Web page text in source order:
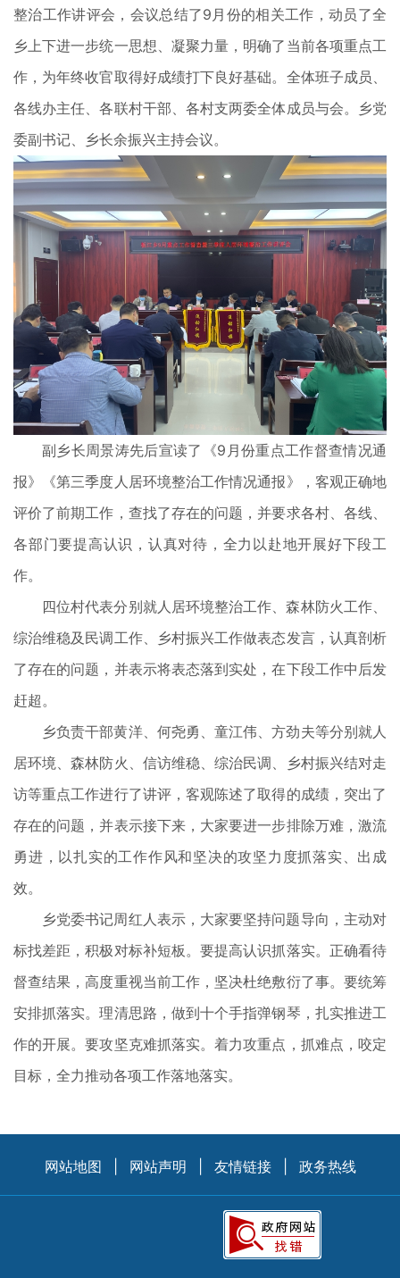
整治工作讲评会，会议总结了9月份的相关工作，动员了全
乡上下进一步统一思想、凝聚力量，明确了当前各项重点工
作，为年终收官取得好成绩打下良好基础。全体班子成员、
各线办主任、各联村干部、各村支两委全体成员与会。乡党
委副书记、乡长余振兴主持会议。
副乡长周景涛先后宣读了《9月份重点工作督查情况通
报》《第三季度人居环境整治工作情况通报》，客观正确地
评价了前期工作，查找了存在的问题，并要求各村、各线、
各部门要提高认识，认真对待，全力以赴地开展好下段工
作。
四位村代表分别就人居环境整治工作、森林防火工作、
综治维稳及民调工作、乡村振兴工作做表态发言，认真剖析
了存在的问题，并表示将表态落到实处，在下段工作中后发
赶超。
乡负责干部黄洋、何尧勇、童江伟、方劲夫等分别就人
居环境、森林防火、信访维稳、综治民调、乡村振兴结对走
访等重点工作进行了讲评，客观陈述了取得的成绩，突出了
存在的问题，并表示接下来，大家要进一步排除万难，激流
勇进，以扎实的工作作风和坚决的攻坚力度抓落实、出成
效。
乡党委书记周红人表示，大家要坚持问题导向，主动对
标找差距，积极对标补短板。要提高认识抓落实。正确看待
督查结果，高度重视当前工作，坚决杜绝敷衍了事。要统筹
安排抓落实。理清思路，做到十个手指弹钢琴，扎实推进工
作的开展。要攻坚克难抓落实。着力攻重点，抓难点，咬定
目标，全力推动各项工作落地落实。
网站地图 网站声明 友情链接 政务热线